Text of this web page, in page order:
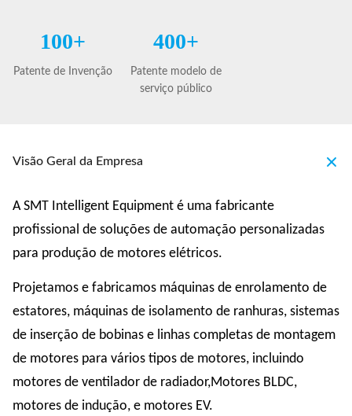
100+
Patente de Invenção
400+
Patente modelo de
serviço público
Visão Geral da Empresa
A SMT Intelligent Equipment é uma fabricante
profissional de soluções de automação personalizadas
para produção de motores elétricos.
Projetamos e fabricamos máquinas de enrolamento de
estatores, máquinas de isolamento de ranhuras, sistemas
de inserção de bobinas e linhas completas de montagem
de motores para vários tipos de motores, incluindo
motores de ventilador de radiador,Motores BLDC,
motores de indução, e motores EV.